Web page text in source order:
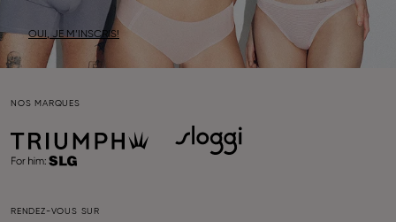
OUI, JE M’INSCRIS!
NOS MARQUES
RENDEZ-VOUS SUR